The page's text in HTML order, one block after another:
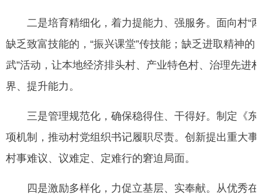
二是培育精细化，着力提能力、强服务。面向村“两
缺乏致富技能的，“振兴课堂”传技能；缺乏进取精神的
武”活动，让本地经济排头村、产业特色村、治理先进
界、提升能力。
三是管理规范化，确保稳得住、干得好。制定《东
项机制，推动村党组织书记履职尽责。创新提出重大
村事难议、议难定、定难行的窘迫局面。
四是激励多样化，力促立基层、实奉献。从优秀在